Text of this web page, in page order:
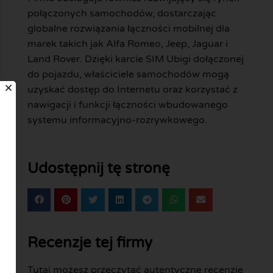
połączonych samochodów, dostarczając
globalne rozwiązania łączności mobilnej dla
marek takich jak Alfa Romeo, Jeep, Jaguar i
Land Rover. Dzięki karcie SIM Ubigi dołączonej
do pojazdu, właściciele samochodów mogą
uzyskać dostęp do Internetu oraz korzystać z
nawigacji i funkcji łączności wbudowanego
systemu informacyjno-rozrywkowego.
Udostępnij tę stronę
Recenzje tej firmy
Tutaj możesz przeczytać autentyczne recenzje